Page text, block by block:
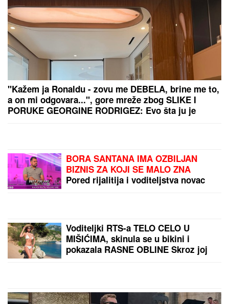
"Kažem ja Ronaldu - zovu me DEBELA, brine me to,
a on mi odgovara...", gore mreže zbog SLIKE I
PORUKE GEORGINE RODRIGEZ: Evo šta ju je
BORA SANTANA IMA OZBILJAN
BIZNIS ZA KOJI SE MALO ZNA
Pored rijalitija i voditeljstva novac
Voditeljki RTS-a TELO CELO U
MIŠIĆIMA, skinula se u bikini i
pokazala RASNE OBLINE Skroz joj